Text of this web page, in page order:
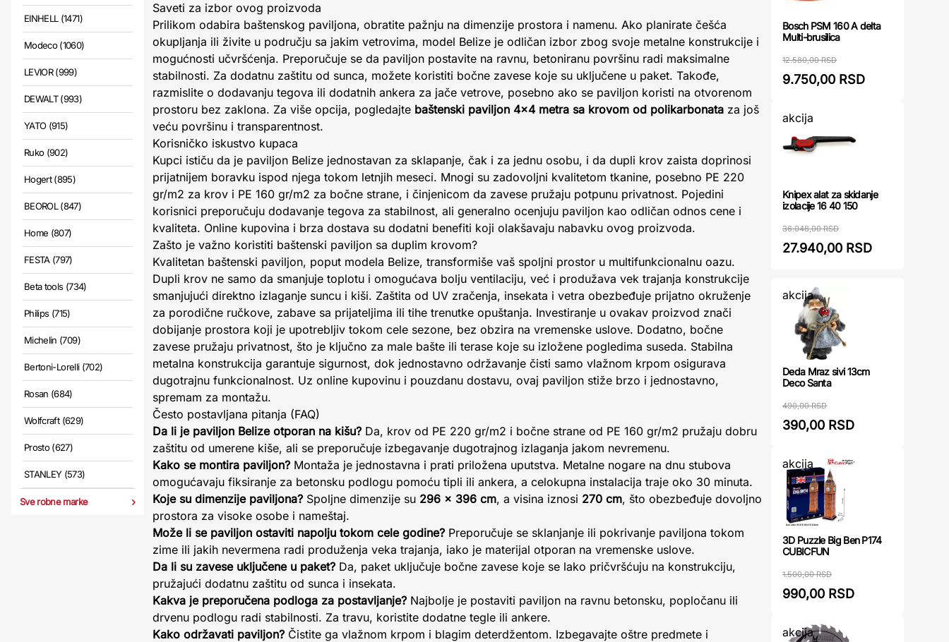
EINHELL (1471)
Modeco (1060)
LEVIOR (999)
DEWALT (993)
YATO (915)
Ruko (902)
Hogert (895)
BEOROL (847)
Home (807)
FESTA (797)
Beta tools (734)
Philips (715)
Michelin (709)
Bertoni-Lorelli (702)
Rosan (684)
Wolfcraft (629)
Prosto (627)
STANLEY (573)
Sve robne marke
Saveti za izbor ovog proizvoda
Prilikom odabira baštenskog paviljona, obratite pažnju na dimenzije prostora i namenu. Ako planirate češća
okupljanja ili živite u području sa jakim vetrovima, model Belize je odličan izbor zbog svoje metalne konstrukcije i
mogućnosti učvršćenja. Preporučuje se da paviljon postavite na ravnu, betoniranu površinu radi maksimalne
stabilnosti. Za dodatnu zaštitu od sunca, možete koristiti bočne zavese koje su uključene u paket. Takođe,
razmislite o dodavanju tegova ili dodatnih ankera za jače vetrove, posebno ako se paviljon koristi na otvorenom
prostoru bez zaklona. Za više opcija, pogledajte baštenski paviljon 4x4 metra sa krovom od polikarbonata za još
veću površinu i transparentnost.
Korisničko iskustvo kupaca
Kupci ističu da je paviljon Belize jednostavan za sklapanje, čak i za jednu osobu, i da dupli krov zaista doprinosi
prijatnijem boravku ispod njega tokom letnjih meseci. Mnogi su zadovoljni kvalitetom tkanine, posebno PE 220
gr/m2 za krov i PE 160 gr/m2 za bočne strane, i činjenicom da zavese pružaju potpunu privatnost. Pojedini
korisnici preporučuju dodavanje tegova za stabilnost, ali generalno ocenjuju paviljon kao odličan odnos cene i
kvaliteta. Online kupovina i brza dostava su dodatni benefiti koji olakšavaju nabavku ovog proizvoda.
Zašto je važno koristiti baštenski paviljon sa duplim krovom?
Kvalitetan baštenski paviljon, poput modela Belize, transformiše vaš spoljni prostor u multifunkcionalnu oazu.
Dupli krov ne samo da smanjuje toplotu i omogućava bolju ventilaciju, već i produžava vek trajanja konstrukcije
smanjujući direktno izlaganje suncu i kiši. Zaštita od UV zračenja, insekata i vetra obezbeđuje prijatno okruženje
za porodične ručkove, zabave sa prijateljima ili tihe trenutke opuštanja. Investiranje u ovakav proizvod znači
dobijanje prostora koji je upotrebljiv tokom cele sezone, bez obzira na vremenske uslove. Dodatno, bočne
zavese pružaju privatnost, što je ključno za male bašte ili terase koje su izložene pogledima suseda. Stabilna
metalna konstrukcija garantuje sigurnost, dok jednostavno održavanje čisti samo vlažnom krpom osigurava
dugotrajnu funkcionalnost. Uz online kupovinu i pouzdanu dostavu, ovaj paviljon stiže brzo i jednostavno,
spremam za montažu.
Često postavljana pitanja (FAQ)
Da li je paviljon Belize otporan na kišu? Da, krov od PE 220 gr/m2 i bočne strane od PE 160 gr/m2 pružaju dobru
zaštitu od umerene kiše, ali se preporučuje izbegavanje dugotrajnog izlaganja jakom nevremenu.
Kako se montira paviljon? Montaža je jednostavna i prati priložena uputstva. Metalne nogare na dnu stubova
omogućavaju fiksiranje za betonsku podlogu pomoću tipli ili ankera, a celokupna instalacija traje oko 30 minuta.
Koje su dimenzije paviljona? Spoljne dimenzije su 296 x 396 cm, a visina iznosi 270 cm, što obezbeđuje dovoljno
prostora za visoke osobe i nameštaj.
Može li se paviljon ostaviti napolju tokom cele godine? Preporučuje se sklanjanje ili pokrivanje paviljona tokom
zime ili jakih nevermena radi produženja veka trajanja, iako je materijal otporan na vremenske uslove.
Da li su zavese uključene u paket? Da, paket uključuje bočne zavese koje se lako pričvršćuju na konstrukciju,
pružajući dodatnu zaštitu od sunca i insekata.
Kakva je preporučena podloga za postavljanje? Najbolje je postaviti paviljon na ravnu betonsku, popločanu ili
drvenu podlogu radi stabilnosti. Za travu, koristite dodatne tegle ili ankere.
Kako održavati paviljon? Čistite ga vlažnom krpom i blagim deterdžentom. Izbegavajte oštre predmete i
Bosch PSM 160 A delta
Multi-brusilica
12.580,00 RSD
9.750,00 RSD
akcija
Knipex alat za skidanje
izolacije 16 40 150
36.048,00 RSD
27.940,00 RSD
akcija
Deda Mraz sivi 13cm
Deco Santa
490,00 RSD
390,00 RSD
akcija
3D Puzzle Big Ben P174
CUBICFUN
1.500,00 RSD
990,00 RSD
akcija